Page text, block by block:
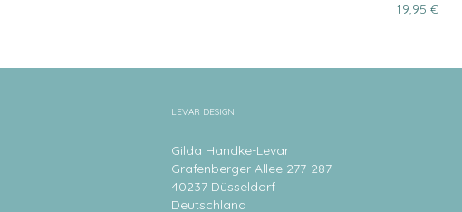
19,95 €
LEVAR DESIGN
Gilda Handke-Levar
Grafenberger Allee 277-287
40237 Düsseldorf
Deutschland